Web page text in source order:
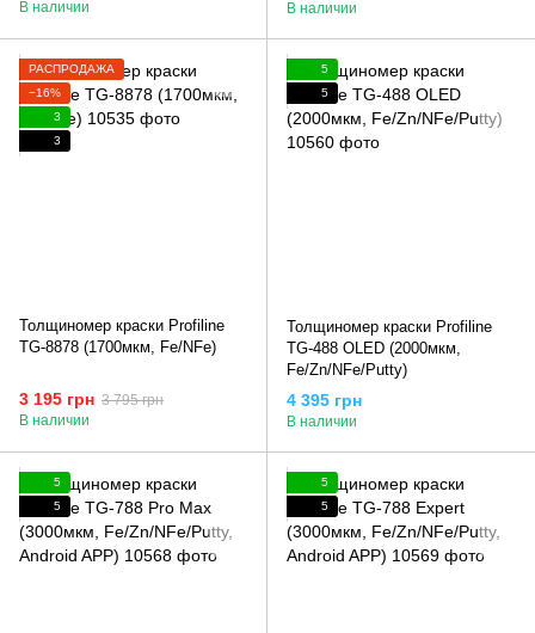
В наличии В наличии
РАСПРОДАЖА
−16%
3
3
Толщиномер краски Profiline
TG-8878 (1700мкм, Fe/NFe)
3 195 грн 3 795 грн
В наличии
5
5
Толщиномер краски Profiline
TG-488 OLED (2000мкм,
Fe/Zn/NFe/Putty)
4 395 грн
В наличии
5
5
5
5